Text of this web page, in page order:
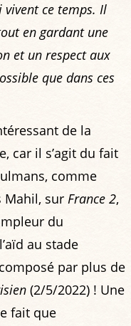
vivent ce temps. Il
en gardant une
et un respect aux
que dans ces
de la
car il s’agit du fait
comme
Mahil, sur France 2,
du
au stade
par plus de
(2/5/2022) ! Une
fait que